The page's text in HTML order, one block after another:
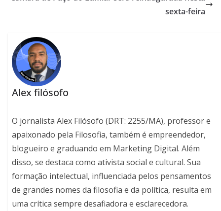
sexta-feira
Alex filósofo
O jornalista Alex Filósofo (DRT: 2255/MA), professor e
apaixonado pela Filosofia, também é empreendedor,
blogueiro e graduando em Marketing Digital. Além
disso, se destaca como ativista social e cultural. Sua
formação intelectual, influenciada pelos pensamentos
de grandes nomes da filosofia e da política, resulta em
uma crítica sempre desafiadora e esclarecedora.